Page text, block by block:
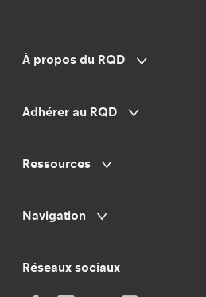
À propos du RQD
Adhérer au RQD
Ressources
Navigation
Réseaux sociaux